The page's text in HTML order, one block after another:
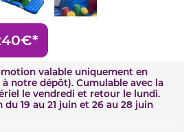
valable uniquement en
notre dépôt). Cumulable avec la
le vendredi et retour le lundi.
19 au 21 juin et 26 au 28 juin